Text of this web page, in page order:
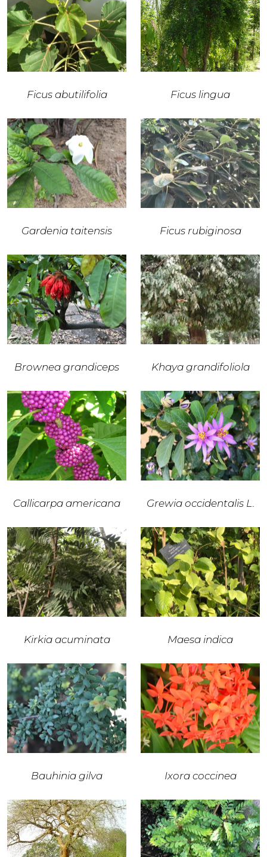
Ficus abutilifolia Ficus lingua
Gardenia taitensis Ficus rubiginosa
Brownea grandiceps Khaya grandifoliola
Callicarpa americana Grewia occidentalis L.
Kirkia acuminata Maesa indica
Bauhinia gilva Ixora coccinea